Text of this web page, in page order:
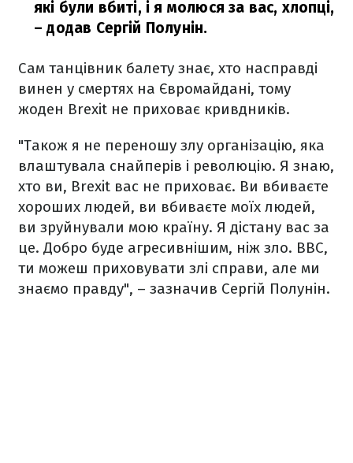
які були вбиті, і я молюся за вас, хлопці,
– додав Сергій Полунін.
Сам танцівник балету знає, хто насправді
винен у смертях на Євромайдані, тому
жоден Brexit не приховає кривдників.
"Також я не переношу злу організацію, яка
влаштувала снайперів і революцію. Я знаю,
хто ви, Brexit вас не приховає. Ви вбиваєте
хороших людей, ви вбиваєте моїх людей,
ви зруйнували мою країну. Я дістану вас за
це. Добро буде агресивнішим, ніж зло. ВВС,
ти можеш приховувати злі справи, але ми
знаємо правду", – зазначив Сергій Полунін.